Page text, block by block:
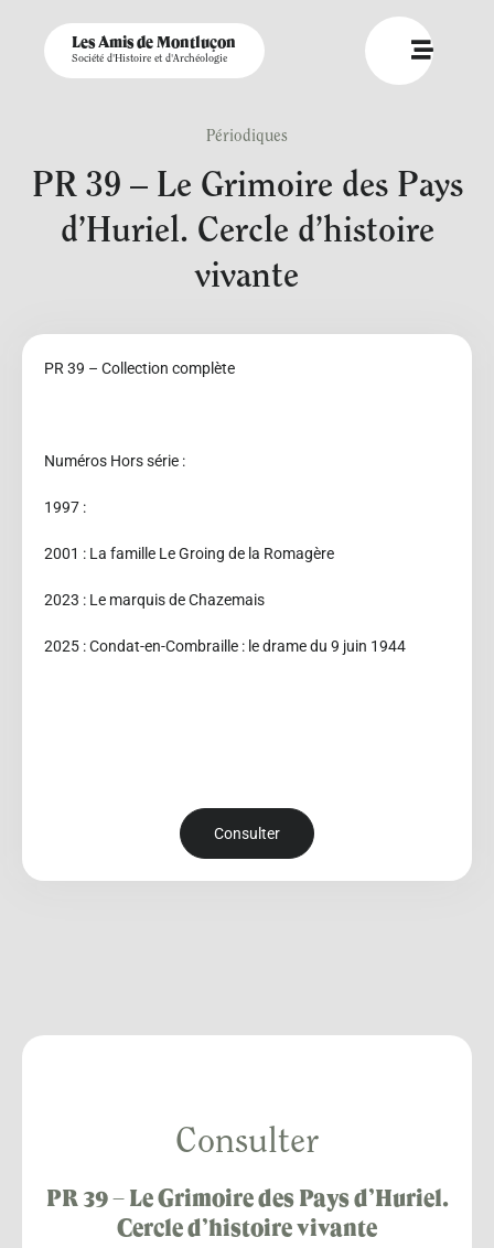
Les Amis de Montluçon
Société d'Histoire et d'Archéologie
Périodiques
PR 39 – Le Grimoire des Pays
d’Huriel. Cercle d’histoire
vivante
PR 39 – Collection complète
Numéros Hors série :
1997 :
2001 : La famille Le Groing de la Romagère
2023 : Le marquis de Chazemais
2025 : Condat-en-Combraille : le drame du 9 juin 1944
Consulter
Consulter
PR 39 – Le Grimoire des Pays d’Huriel.
Cercle d’histoire vivante